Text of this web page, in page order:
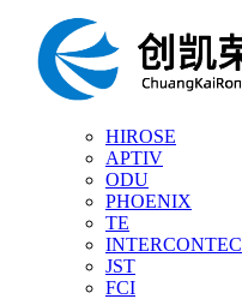
HIROSE
APTIV
ODU
PHOENIX
TE
INTERCONTEC
JST
FCI